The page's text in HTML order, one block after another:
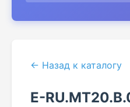
← Назад к каталогу
E-